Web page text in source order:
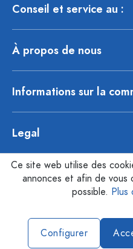
Conseil et service au :
À propos de nous
Informations sur la
Legal
Ce site web utilise des
annonces et afin de vous
possible. Plus
Configurer